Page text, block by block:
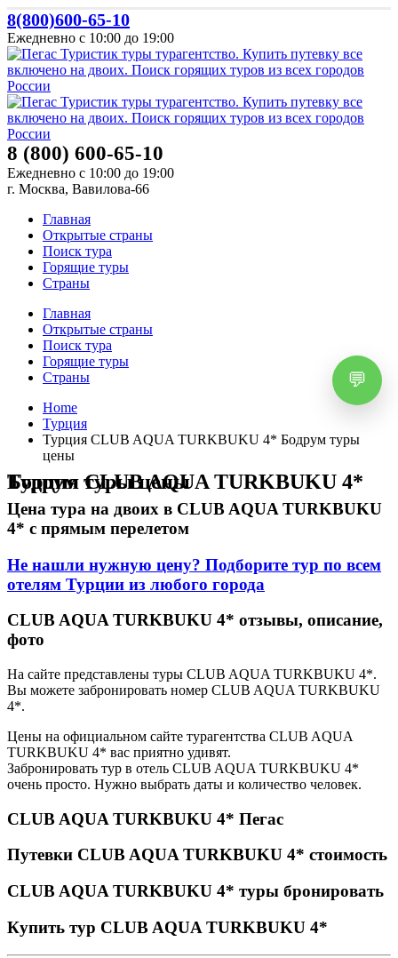
8(800)600-65-10
Ежедневно с 10:00 до 19:00
8 (800) 600-65-10
Ежедневно с 10:00 до 19:00
г. Москва, Вавилова-66
Главная
Открытые страны
Поиск тура
Горящие туры
Страны
Главная
Открытые страны
Поиск тура
Горящие туры
Страны
Home
Турция
Турция CLUB AQUA TURKBUKU 4* Бодрум туры
цены
Турция CLUB AQUA TURKBUKU 4* Бодрум туры цены
Цена тура на двоих в CLUB AQUA TURKBUKU
4* с прямым перелетом
Не нашли нужную цену? Подборите тур по всем
отелям Турции из любого города
CLUB AQUA TURKBUKU 4* отзывы, описание,
фото
На сайте представлены туры CLUB AQUA TURKBUKU 4*.
Вы можете забронировать номер CLUB AQUA TURKBUKU
4*.
Цены на официальном сайте турагентства CLUB AQUA
TURKBUKU 4* вас приятно удивят.
Забронировать тур в отель CLUB AQUA TURKBUKU 4*
очень просто. Нужно выбрать даты и количество человек.
CLUB AQUA TURKBUKU 4* Пегас
Путевки CLUB AQUA TURKBUKU 4* стоимость
CLUB AQUA TURKBUKU 4* туры бронировать
Купить тур CLUB AQUA TURKBUKU 4*